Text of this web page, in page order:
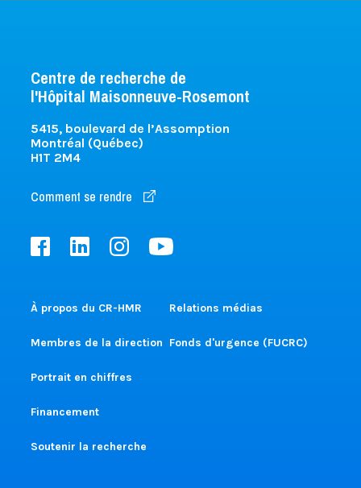
Centre de recherche de
l'Hôpital Maisonneuve-Rosemont
5415, boulevard de l’Assomption
Montréal (Québec)
H1T 2M4
Comment se rendre
À propos du CR-HMR
Membres de la direction
Portrait en chiffres
Financement
Soutenir la recherche
Relations médias
Fonds d'urgence (FUCRC)